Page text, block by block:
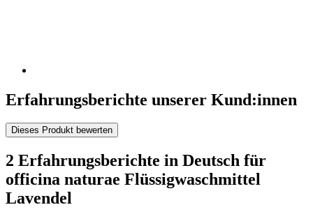
Erfahrungsberichte unserer Kund:innen
Dieses Produkt bewerten
2 Erfahrungsberichte in Deutsch für
officina naturae Flüssigwaschmittel
Lavendel